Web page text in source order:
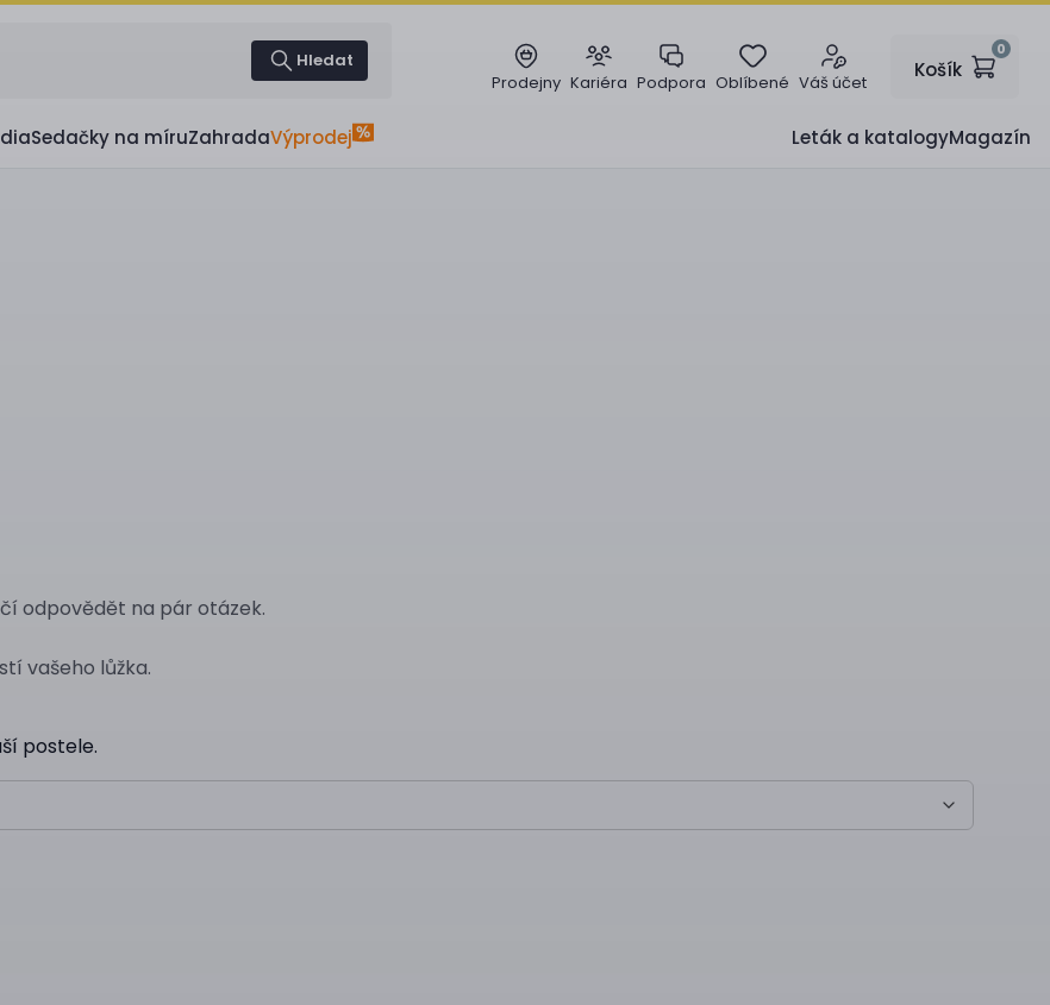
Hledat
Prodejny Kariéra Podpora Oblíbené Váš účet
Košík
0
Sedačky na míruZahradaVýprodej Leták a katalogyMagazín
odpovědět na pár otázek.
vašeho lůžka.
postele.